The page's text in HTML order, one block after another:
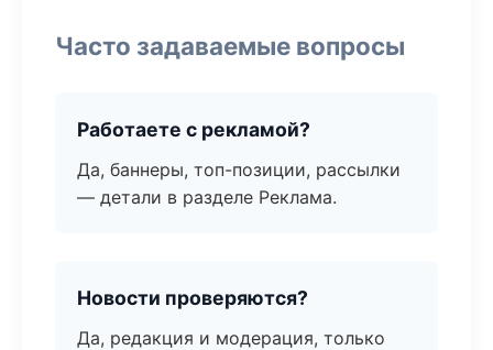
Часто задаваемые вопросы
Работаете с рекламой?
Да, баннеры, топ-позиции, рассылки
— детали в разделе Реклама.
Новости проверяются?
Да, редакция и модерация, только